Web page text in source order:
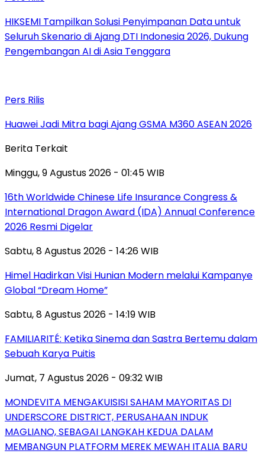
HIKSEMI Tampilkan Solusi Penyimpanan Data untuk
Seluruh Skenario di Ajang DTI Indonesia 2026, Dukung
Pengembangan AI di Asia Tenggara
Pers Rilis
Huawei Jadi Mitra bagi Ajang GSMA M360 ASEAN 2026
Berita Terkait
Minggu, 9 Agustus 2026 - 01:45 WIB
16th Worldwide Chinese Life Insurance Congress &
International Dragon Award (IDA) Annual Conference
2026 Resmi Digelar
Sabtu, 8 Agustus 2026 - 14:26 WIB
Himel Hadirkan Visi Hunian Modern melalui Kampanye
Global “Dream Home”
Sabtu, 8 Agustus 2026 - 14:19 WIB
FAMILIARITÉ: Ketika Sinema dan Sastra Bertemu dalam
Sebuah Karya Puitis
Jumat, 7 Agustus 2026 - 09:32 WIB
MONDEVITA MENGAKUISISI SAHAM MAYORITAS DI
UNDERSCORE DISTRICT, PERUSAHAAN INDUK
MAGLIANO, SEBAGAI LANGKAH KEDUA DALAM
MEMBANGUN PLATFORM MEREK MEWAH ITALIA BARU